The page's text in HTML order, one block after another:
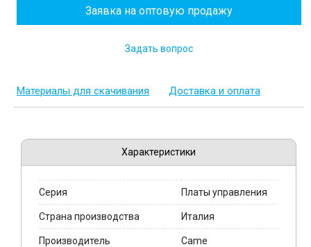
Заявка на оптовую продажу
Задать вопрос
Материалы для скачивания Доставка и оплата
Характеристики
Серия Платы управления
Страна производства Италия
Производитель Came